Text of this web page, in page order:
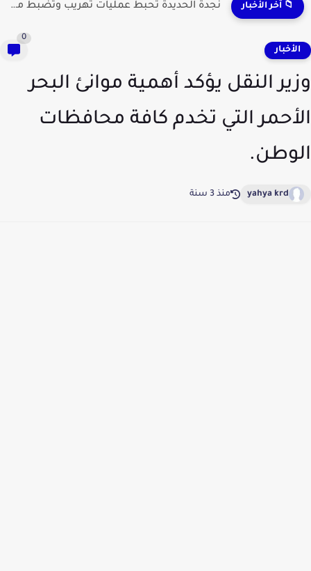
📁 آخر الأخبار نجدة الحديدة تحبط عمليات تهريب وتضبط مطلوبين وشحنات مواد...
النقل يؤكد أهمية موانئ البحر
التي تخدم كافة محافظات
yahya krd منذ 3 سنة